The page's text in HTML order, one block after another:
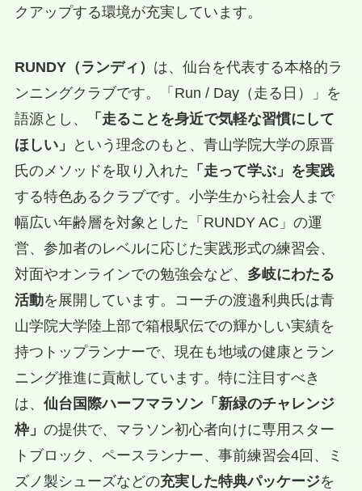
クアップする環境が充実しています。
RUNDY（ランディ） は、仙台を代表する本格的ラ
ンニングクラブです。「Run / Day（走る日）」を
語源とし、
「走ることを身近で気軽な習慣にして
ほしい」
という理念のもと、青山学院大学の原晋
氏のメソッドを取り入れた 「走って学ぶ」を実践
する特色あるクラブです。小学生から社会人まで
幅広い年齢層を対象とした「RUNDY AC」の運
営、参加者のレベルに応じた実践形式の練習会、
対面やオンラインでの勉強会など、 多岐にわたる
活動を展開しています。コーチの渡邉利典氏は青
山学院大学陸上部で箱根駅伝での輝かしい実績を
持つトップランナーで、現在も地域の健康とラン
ニング推進に貢献しています。特に注目すべき
は、 仙台国際ハーフマラソン「新緑のチャレンジ
枠」 の提供で、マラソン初心者向けに専用スター
トブロック、ペースランナー、事前練習会4回、ミ
ズノ製シューズなどの充実した特典パッケージを